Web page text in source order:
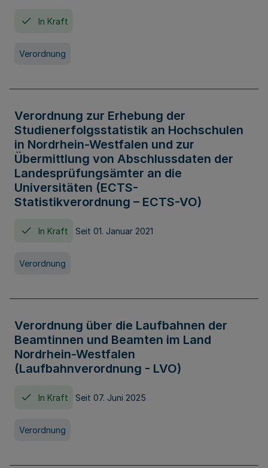
In Kraft
Verordnung
Verordnung zur Erhebung der
Studienerfolgsstatistik an Hochschulen
in Nordrhein-Westfalen und zur
Übermittlung von Abschlussdaten der
Landesprüfungsämter an die
Universitäten (ECTS-
Statistikverordnung – ECTS-VO)
In Kraft Seit 01. Januar 2021
Verordnung
Verordnung über die Laufbahnen der
Beamtinnen und Beamten im Land
Nordrhein-Westfalen
(Laufbahnverordnung - LVO)
In Kraft Seit 07. Juni 2025
Verordnung